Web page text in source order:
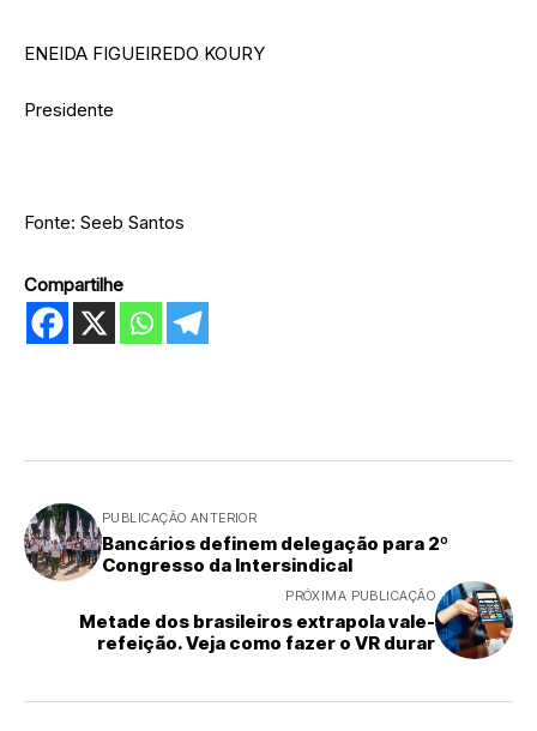
ENEIDA FIGUEIREDO KOURY
Presidente
Fonte: Seeb Santos
Compartilhe
PUBLICAÇÃO ANTERIOR
Bancários definem delegação para 2º
Congresso da Intersindical
PRÓXIMA PUBLICAÇÃO
Metade dos brasileiros extrapola vale-
refeição. Veja como fazer o VR durar